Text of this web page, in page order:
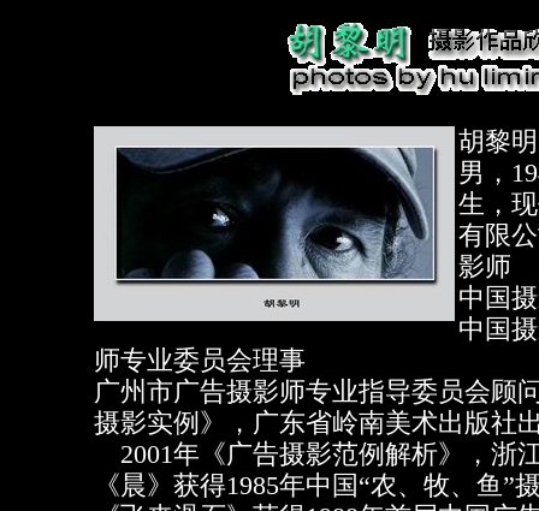
胡黎明
男，
生，
有限
影师
中国
中国
师专业委员会理事
广州市广告摄影师专业指导委员会顾
摄影实例》，广东省岭南美术出版社
2001年《广告摄影范例解析》，浙
《晨》获得1985年中国“农、牧、鱼”